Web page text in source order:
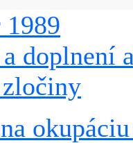
1989
doplnení
zločiny